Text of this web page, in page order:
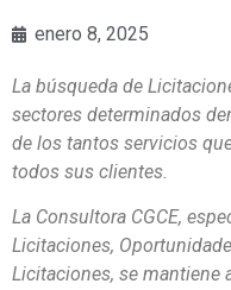
enero 8, 2025
La búsqueda de
sectores determinados
de los tantos servicios
todos sus clientes.
La Consultora CGCE,
Licitaciones,
Licitaciones, se mantiene